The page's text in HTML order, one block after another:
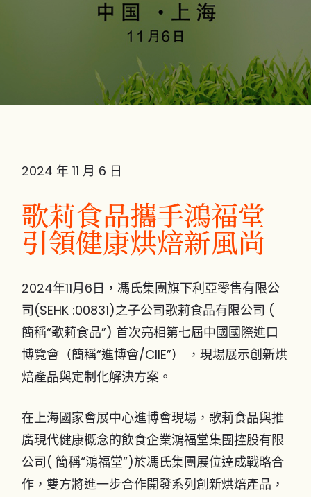
2024 年 11 月 6 日
歌莉食品攜手鴻福堂
引領健康烘焙新風尚
2024年11月6日，馮氏集團旗下利亞零售有限公
司(SEHK :00831)之子公司歌莉食品有限公司 (
簡稱“歌莉食品”) 首次亮相第七屆中國國際進口
博覽會（簡稱“進博會/CIIE”） ，現場展示創新烘
焙產品與定制化解決方案。
在上海國家會展中心進博會現場，歌莉食品與推
廣現代健康概念的飲食企業鴻福堂集團控股有限
公司( 簡稱“鴻福堂”)於馮氏集團展位達成戰略合
作，雙方將進一步合作開發系列創新烘焙產品，